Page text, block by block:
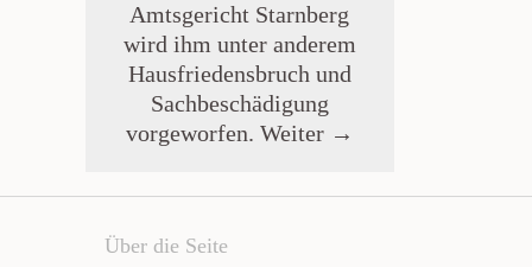
Amtsgericht Starnberg
wird ihm unter anderem
Hausfriedensbruch und
Sachbeschädigung
vorgeworfen. Weiter →
Über die Seite